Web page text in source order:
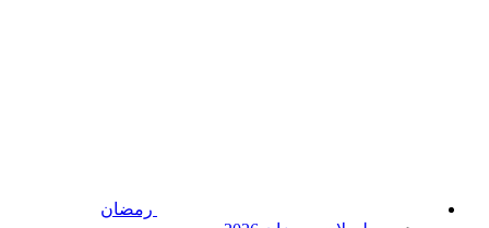
رمضان